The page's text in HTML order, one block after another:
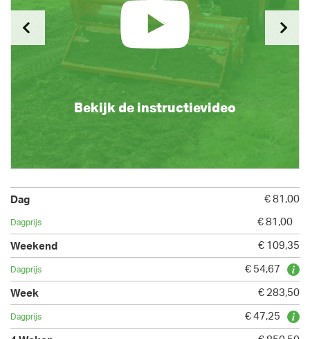
Bekijk de instructievideo
€ 81,00
€ 81,00
€ 109,35
€ 54,67
€ 283,50
€ 47,25